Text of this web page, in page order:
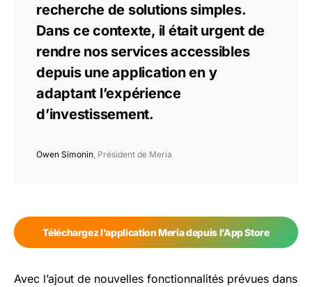
recherche de solutions simples.
Dans ce contexte, il était urgent de
rendre nos services accessibles
depuis une application en y
adaptant l’expérience
d’investissement.
Owen Simonin , Président de Meria
Téléchargez l’application Meria depuis l’App Store
Avec l’ajout de nouvelles fonctionnalités prévues dans